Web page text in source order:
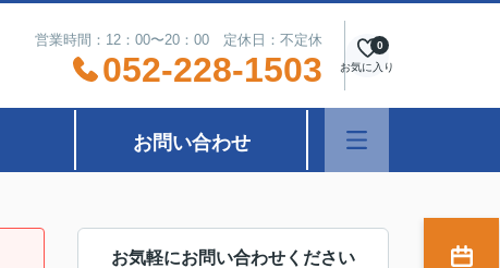
営業時間：12：00〜20：00 定休日：不定休
052-228-1503 お気に入り
0
お問い合わせ
お気軽にお問い合わせください